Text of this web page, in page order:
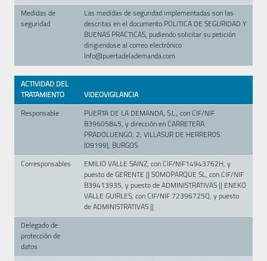
Medidas de
seguridad
Las medidas de seguridad implementadas son las
descritas en el documento POLITICA DE SEGURIDAD Y
BUENAS PRACTICAS, pudiendo solicitar su petición
dirigiendose al correo electrónico
Info@puertadelademanda.com
ACTIVIDAD DEL
TRATAMIENTO
VIDEOVIGILANCIA
Responsable
PUERTA DE LA DEMANDA, S.L., con CIF/NIF
B39605845, y dirección en CARRETERA
PRADOLUENGO, 2, VILLASUR DE HERREROS
(09199), BURGOS
Corresponsables
EMILIO VALLE SAINZ, con CIF/NIF14943762H, y
puesto de GERENTE || SOMOPARQUE SL, con CIF/NIF
B39413935, y puesto de ADMINISTRATIVAS || ENEKO
VALLE GUIRLES, con CIF/NIF 72396725Q, y puesto
de ADMINISTRATIVAS ||
Delegado de
protección de
datos